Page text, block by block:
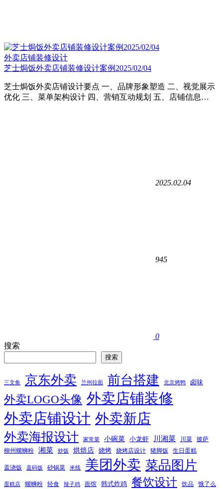
外卖店铺装修设计
芝士焗饭外卖店铺装修设计案例2025/02/04
芝士焗饭外卖店铺设计要点 一、品牌形象塑造 二、视觉展示
优化 三、菜单架构设计 四、营销互动规划 五、店铺信息…
2025.02.04
945
0
搜索
搜索
三文鱼 京东外卖 兰州拉面 前台搭建 北京烤鸭 卤味
外卖LOGO头像 外卖店铺装修
外卖店铺设计 外卖新店
外卖海报设计 家常菜 小碗菜 小龙虾 川湘菜 川菜
披萨
柳州螺蛳粉
湘菜 炒饭 烘焙店 烧烤 烧烤店设计 猪脚饭 生日蛋糕
盖浇饭 盖码饭 砂锅菜 米线 美团外卖 菜品图片
蛋糕店 螺蛳粉 轻食 辣子鸡 面馆 韩式炸鸡 餐饮设计 饮品 饿了么